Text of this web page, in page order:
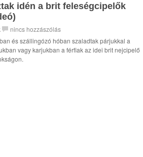
idén a brit feleségcipelők
nincs hozzászólás
és szállingózó hóban szaladtak párjukkal a
vagy karjukban a férfiak az idei brit nejcipelő